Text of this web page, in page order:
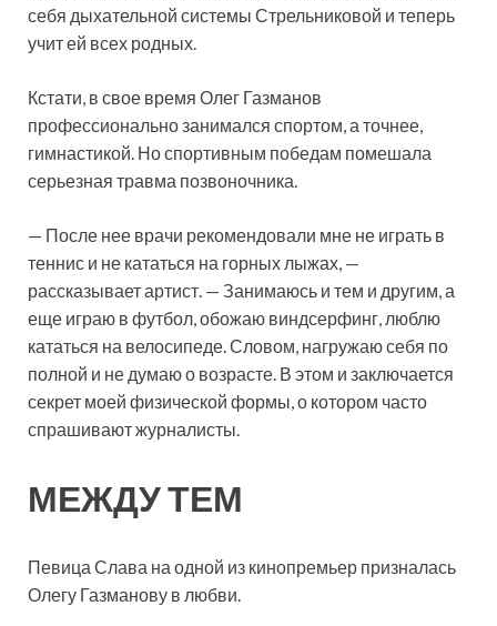
себя дыхательной системы Стрельниковой и теперь
учит ей всех родных.
Кстати, в свое время Олег Газманов
профессионально занимался спортом, а точнее,
гимнастикой. Но спортивным победам помешала
серьезная травма позвоночника.
— После нее врачи рекомендовали мне не играть в
теннис и не кататься на горных лыжах, —
рассказывает артист. — Занимаюсь и тем и другим, а
еще играю в футбол, обожаю виндсерфинг, люблю
кататься на велосипеде. Словом, нагружаю себя по
полной и не думаю о возрасте. В этом и заключается
секрет моей физической формы, о котором часто
спрашивают журналисты.
МЕЖДУ ТЕМ
Певица Слава на одной из кино­премьер призналась
Олегу Газманову в любви.